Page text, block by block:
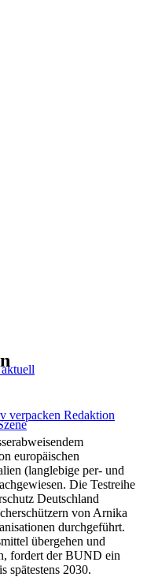
verpacken Redaktion
europäischen
(langlebige per- und
Die Testreihe
Deutschland
von Arnika
durchgeführt.
übergehen und
fordert der BUND ein
spätestens 2030.